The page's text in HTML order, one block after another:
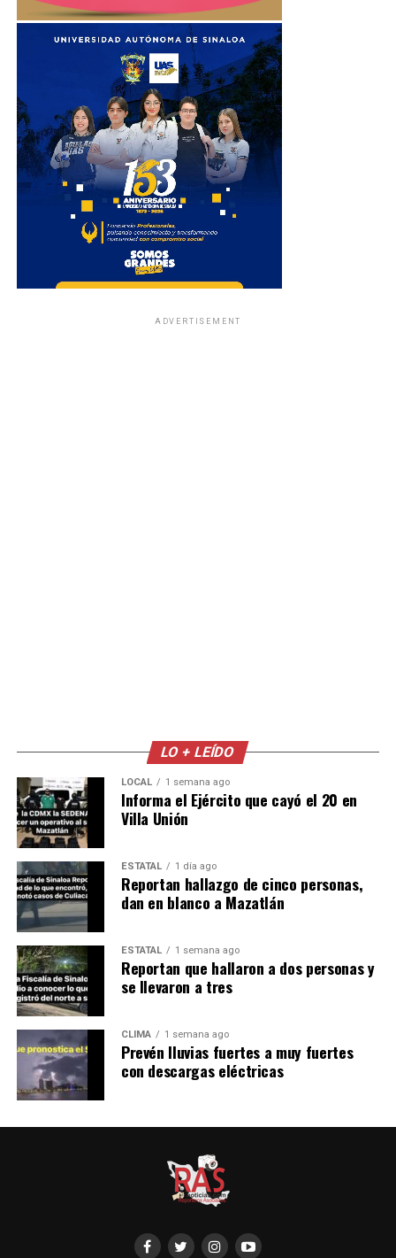
ADVERTISEMENT
LO + LEÍDO
LOCAL 1 semana ago
Informa el Ejército que cayó el 20 en
Villa Unión
ESTATAL 1 día ago
Reportan hallazgo de cinco personas,
dan en blanco a Mazatlán
ESTATAL 1 semana ago
Reportan que hallaron a dos personas y
se llevaron a tres
CLIMA 1 semana ago
Prevén lluvias fuertes a muy fuertes
con descargas eléctricas